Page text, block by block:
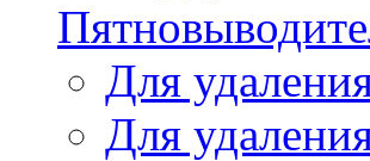
Для
Для